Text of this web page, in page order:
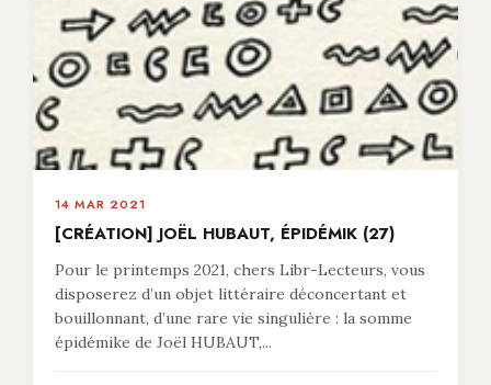
14 MAR 2021
[CRÉATION] JOËL HUBAUT, ÉPIDÉMIK (27)
Pour le printemps 2021, chers Libr-Lecteurs, vous
disposerez d’un objet littéraire déconcertant et
bouillonnant, d’une rare vie singulière : la somme
épidémike de Joël HUBAUT,...